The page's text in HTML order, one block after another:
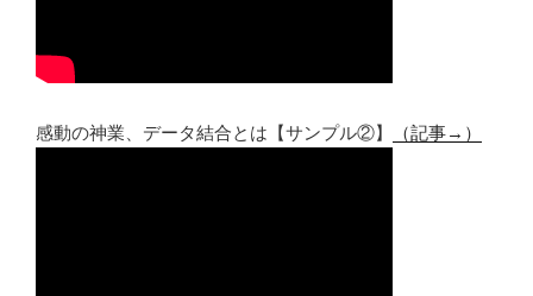
感動の神業、データ結合とは【サンプル②】 （記事→）